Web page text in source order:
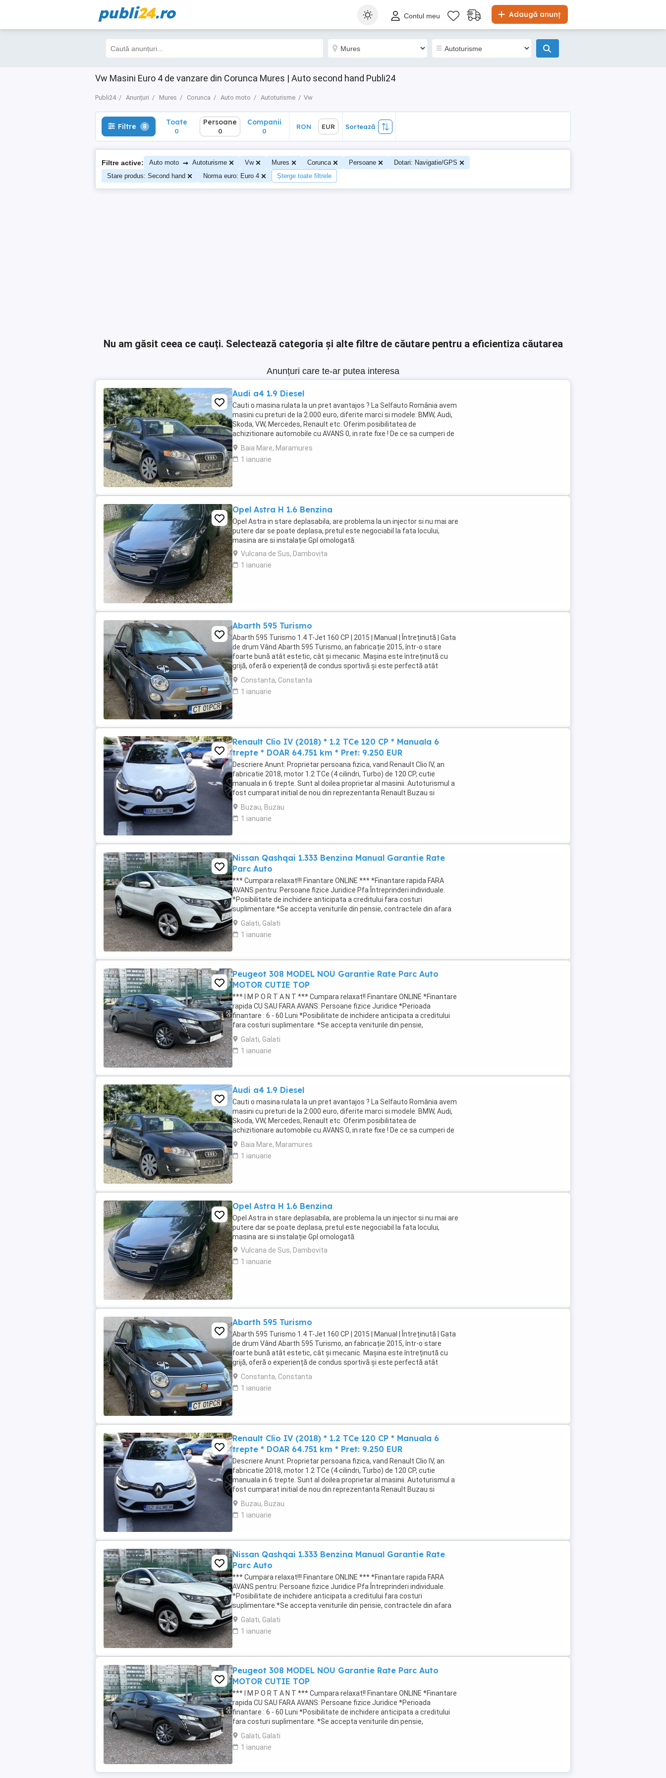
publi24.ro Adaugă anunț
Contul meu
Vw Masini Euro 4 de vanzare din Corunca Mures | Auto second hand Publi24
Publi24 Anunțuri Mures Corunca Auto moto Autoturisme Vw
Filtre 8 Toate
0
Sortează
Filtre 8 Toate
0
Persoane
0
Companii
0
RON EUR Sortează
Filtre active: Auto moto → Autoturisme Vw Mures Corunca Persoane
Dotari: Navigatie/GPS
Stare produs: Second hand
Norma euro: Euro 4 Șterge toate filtrele
Nu am găsit ceea ce cauți. Selectează categoria și alte filtre de căutare pentru a eficientiza căutarea
Anunțuri care te-ar putea interesa
Audi a4 1.9 Diesel
Cauti o masina rulata la un pret avantajos ? La Selfauto România avem
masini cu preturi de la 2.000 euro, diferite marci si modele: BMW, Audi,
Skoda, VW, Mercedes, Renault etc. Oferim posibilitatea de
achizitionare automobile cu AVANS 0, in rate fixe ! De ce sa cumperi de
la noi ? Sistem avantajos ...
Baia Mare, Maramures
1 ianuarie
Opel Astra H 1.6 Benzina
Opel Astra in stare deplasabila, are problema la un injector si nu mai are
putere dar se poate deplasa, pretul este negociabil la fata locului,
masina are si instalație Gpl omologată.
Vulcana de Sus, Dambovita
1 ianuarie
Abarth 595 Turismo
Abarth 595 Turismo 1.4 T-Jet 160 CP | 2015 | Manual | Întreținută | Gata
de drum Vând Abarth 595 Turismo, an fabricație 2015, într-o stare
foarte bună atât estetic, cât și mecanic. Mașina este întreținută cu
grijă, oferă o experiență de condus sportivă și este perfectă atât
pentru oraș, cât și pentru ...
Constanta, Constanta
1 ianuarie
Renault Clio IV (2018) * 1.2 TCe 120 CP * Manuala 6
trepte * DOAR 64.751 km * Pret: 9.250 EUR
Descriere Anunt: Proprietar persoana fizica, vand Renault Clio IV, an
fabricatie 2018, motor 1.2 TCe (4 cilindri, Turbo) de 120 CP, cutie
manuala in 6 trepte. Sunt al doilea proprietar al masinii. Autoturismul a
fost cumparat initial de nou din reprezentanta Renault Buzau si
dispune de istoric complet ...
Buzau, Buzau
1 ianuarie
Nissan Qashqai 1.333 Benzina Manual Garantie Rate
Parc Auto
*** Cumpara relaxat!!! Finantare ONLINE *** *Finantare rapida FARA
AVANS pentru: Persoane fizice Juridice Pfa Întreprinderi individuale.
*Posibilitate de inchidere anticipata a creditului fara costuri
suplimentare.*Se accepta veniturile din pensie, contractele din afara
tarii.*Credit doar ...
Galati, Galati
1 ianuarie
Peugeot 308 MODEL NOU Garantie Rate Parc Auto
MOTOR CUTIE TOP
*** I M P O R T A N T *** Cumpara relaxat!! Finantare ONLINE *Finantare
rapida CU SAU FARA AVANS: Persoane fizice Juridice *Perioada
finantare : 6 - 60 Luni *Posibilitate de inchidere anticipata a creditului
fara costuri suplimentare. *Se accepta veniturile din pensie,
contractele din afara ...
Galati, Galati
1 ianuarie
Audi a4 1.9 Diesel
Cauti o masina rulata la un pret avantajos ? La Selfauto România avem
masini cu preturi de la 2.000 euro, diferite marci si modele: BMW, Audi,
Skoda, VW, Mercedes, Renault etc. Oferim posibilitatea de
achizitionare automobile cu AVANS 0, in rate fixe ! De ce sa cumperi de
la noi ? Sistem avantajos ...
Baia Mare, Maramures
1 ianuarie
Opel Astra H 1.6 Benzina
Opel Astra in stare deplasabila, are problema la un injector si nu mai are
putere dar se poate deplasa, pretul este negociabil la fata locului,
masina are si instalație Gpl omologată.
Vulcana de Sus, Dambovita
1 ianuarie
Abarth 595 Turismo
Abarth 595 Turismo 1.4 T-Jet 160 CP | 2015 | Manual | Întreținută | Gata
de drum Vând Abarth 595 Turismo, an fabricație 2015, într-o stare
foarte bună atât estetic, cât și mecanic. Mașina este întreținută cu
grijă, oferă o experiență de condus sportivă și este perfectă atât
pentru oraș, cât și pentru ...
Constanta, Constanta
1 ianuarie
Renault Clio IV (2018) * 1.2 TCe 120 CP * Manuala 6
trepte * DOAR 64.751 km * Pret: 9.250 EUR
Descriere Anunt: Proprietar persoana fizica, vand Renault Clio IV, an
fabricatie 2018, motor 1.2 TCe (4 cilindri, Turbo) de 120 CP, cutie
manuala in 6 trepte. Sunt al doilea proprietar al masinii. Autoturismul a
fost cumparat initial de nou din reprezentanta Renault Buzau si
dispune de istoric complet ...
Buzau, Buzau
1 ianuarie
Nissan Qashqai 1.333 Benzina Manual Garantie Rate
Parc Auto
*** Cumpara relaxat!!! Finantare ONLINE *** *Finantare rapida FARA
AVANS pentru: Persoane fizice Juridice Pfa Întreprinderi individuale.
*Posibilitate de inchidere anticipata a creditului fara costuri
suplimentare.*Se accepta veniturile din pensie, contractele din afara
tarii.*Credit doar ...
Galati, Galati
1 ianuarie
Peugeot 308 MODEL NOU Garantie Rate Parc Auto
MOTOR CUTIE TOP
*** I M P O R T A N T *** Cumpara relaxat!! Finantare ONLINE *Finantare
rapida CU SAU FARA AVANS: Persoane fizice Juridice *Perioada
finantare : 6 - 60 Luni *Posibilitate de inchidere anticipata a creditului
fara costuri suplimentare. *Se accepta veniturile din pensie,
contractele din afara ...
Galati, Galati
1 ianuarie